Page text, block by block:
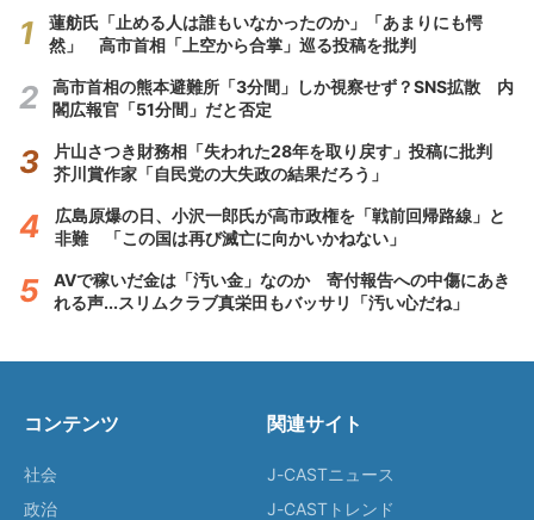
蓮舫氏「止める人は誰もいなかったのか」「あまりにも愕
然」 高市首相「上空から合掌」巡る投稿を批判
高市首相の熊本避難所「3分間」しか視察せず？SNS拡散 内
閣広報官「51分間」だと否定
片山さつき財務相「失われた28年を取り戻す」投稿に批判
芥川賞作家「自民党の大失政の結果だろう」
広島原爆の日、小沢一郎氏が高市政権を「戦前回帰路線」と
非難 「この国は再び滅亡に向かいかねない」
AVで稼いだ金は「汚い金」なのか 寄付報告への中傷にあき
れる声...スリムクラブ真栄田もバッサリ「汚い心だね」
コンテンツ
社会
政治
関連サイト
J-CASTニュース
J-CASTトレンド